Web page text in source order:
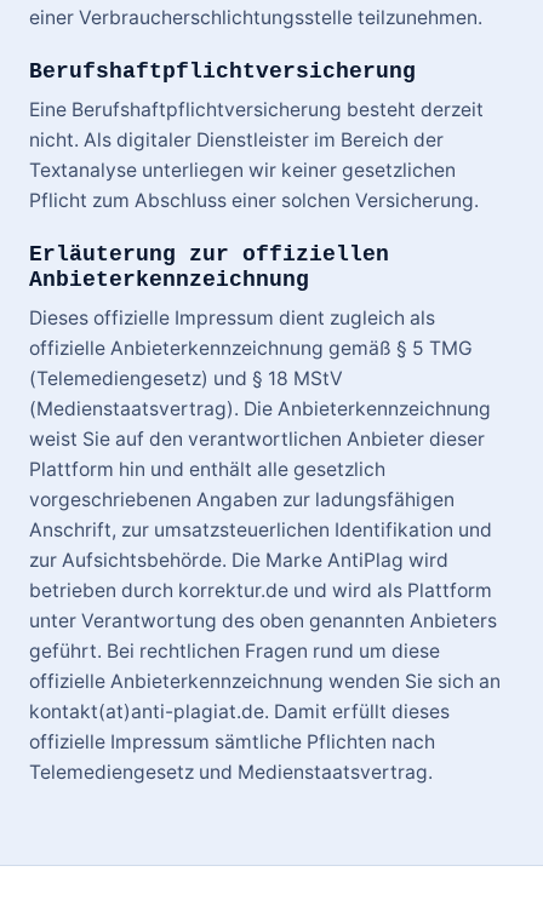
einer Verbraucherschlichtungsstelle teilzunehmen.
Berufshaftpflichtversicherung
Eine Berufshaftpflichtversicherung besteht derzeit
nicht. Als digitaler Dienstleister im Bereich der
Textanalyse unterliegen wir keiner gesetzlichen
Pflicht zum Abschluss einer solchen Versicherung.
Erläuterung zur offiziellen
Anbieterkennzeichnung
Dieses offizielle Impressum dient zugleich als
offizielle Anbieterkennzeichnung gemäß § 5 TMG
(Telemediengesetz) und § 18 MStV
(Medienstaatsvertrag). Die Anbieterkennzeichnung
weist Sie auf den verantwortlichen Anbieter dieser
Plattform hin und enthält alle gesetzlich
vorgeschriebenen Angaben zur ladungsfähigen
Anschrift, zur umsatzsteuerlichen Identifikation und
zur Aufsichtsbehörde. Die Marke AntiPlag wird
betrieben durch korrektur.de und wird als Plattform
unter Verantwortung des oben genannten Anbieters
geführt. Bei rechtlichen Fragen rund um diese
offizielle Anbieterkennzeichnung wenden Sie sich an
kontakt(at)anti-plagiat.de. Damit erfüllt dieses
offizielle Impressum sämtliche Pflichten nach
Telemediengesetz und Medienstaatsvertrag.